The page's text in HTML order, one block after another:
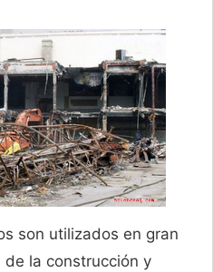
son utilizados en gran
la construcción y